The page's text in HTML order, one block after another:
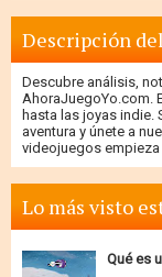
Descripción
Descubre análisis,
AhoraJuegoYo.com.
hasta las joyas indie.
aventura y únete a
videojuegos empieza
Lo más visto
Qué es